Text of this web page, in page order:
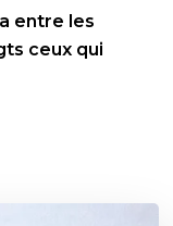
entre les
ceux qui